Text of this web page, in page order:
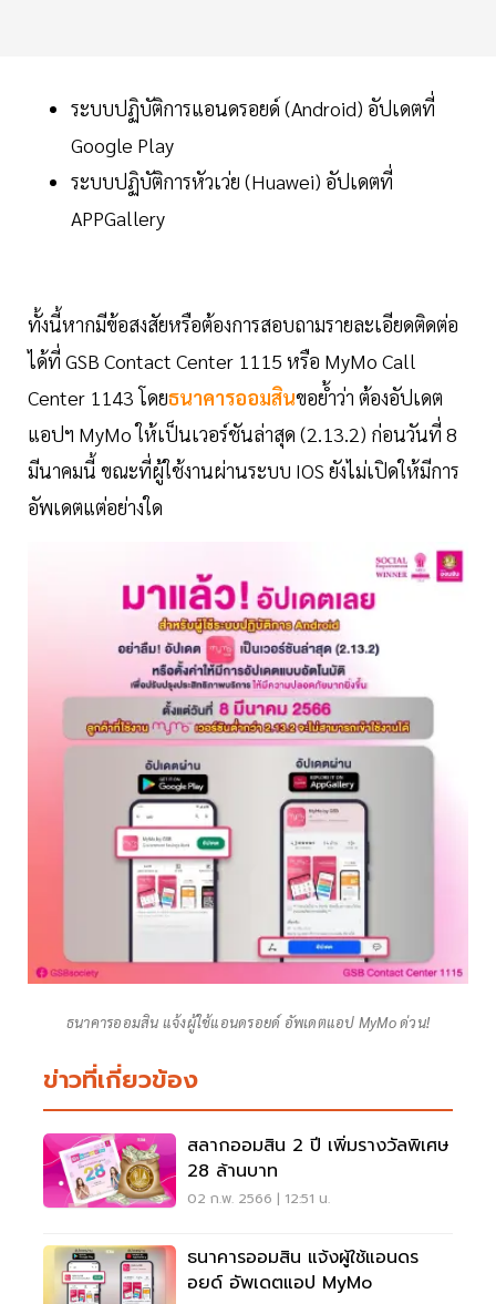
ระบบปฏิบัติการแอนดรอยด์ (Android) อัปเดตที่
Google Play
ระบบปฏิบัติการหัวเว่ย (Huawei) อัปเดตที่
APPGallery
ทั้งนี้หากมีข้อสงสัยหรือต้องการสอบถามรายละเอียดติดต่อ
ได้ที่ GSB Contact Center 1115 หรือ MyMo Call
Center 1143 โดยธนาคารออมสินขอย้ำว่า ต้องอัปเดต
แอปฯ MyMo ให้เป็นเวอร์ชันล่าสุด (2.13.2) ก่อนวันที่ 8
มีนาคมนี้ ขณะที่ผู้ใช้งานผ่านระบบ IOS ยังไม่เปิดให้มีการ
อัพเดตแต่อย่างใด
ธนาคารออมสิน แจ้งผู้ใช้แอนดรอยด์ อัพเดตแอป MyMo ด่วน!
ข่าวที่เกี่ยวข้อง
สลากออมสิน 2 ปี เพิ่มรางวัลพิเศษ
28 ล้านบาท
02 ก.พ. 2566 | 12:51 น.
ธนาคารออมสิน แจ้งผู้ใช้แอนดร
อยด์ อัพเดตแอป MyMo